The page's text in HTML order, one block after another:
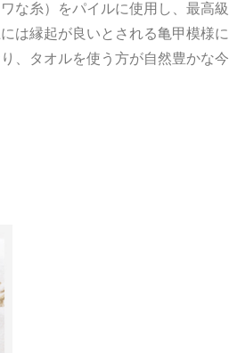
な糸）をパイルに使用し、最高級
は縁起が良いとされる亀甲模様に
、タオルを使う方が自然豊かな今